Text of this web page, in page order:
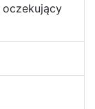
oczekujący